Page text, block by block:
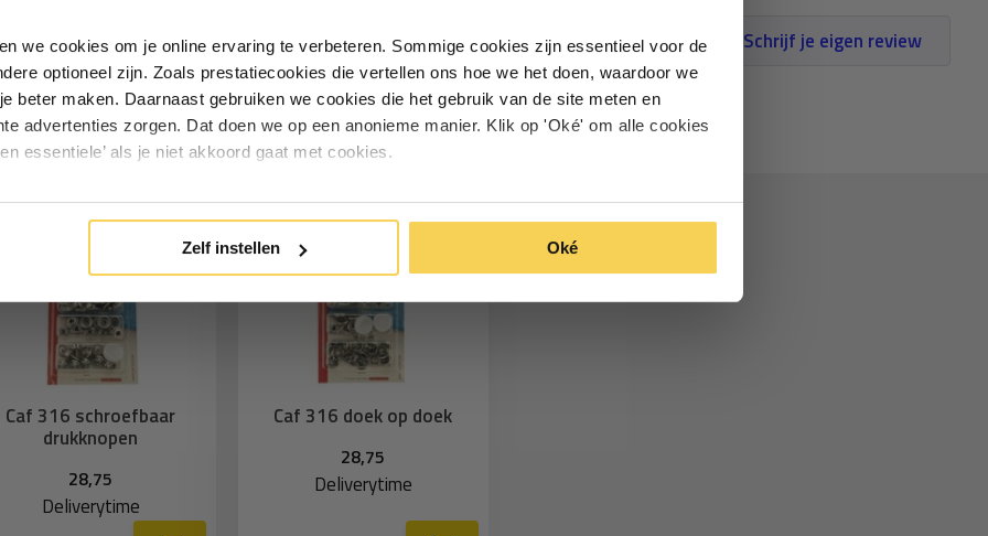
we cookies om je online ervaring te verbeteren. Sommige cookies zijn essentieel voor de
optioneel zijn. Zoals prestatiecookies die vertellen ons hoe we het doen, waardoor we
beter maken. Daarnaast gebruiken we cookies die het gebruik van de site meten en
advertenties zorgen. Dat doen we op een anonieme manier. Klik op 'Oké' om alle cookies
essentiele’ als je niet akkoord gaat met cookies.
Zelf instellen Oké
Schrijf je eigen review
Caf 316 schroefbaar
drukknopen
28,75
Deliverytime
Caf 316 doek op doek
28,75
Deliverytime
Particulier Zakelijk
Inschrijven